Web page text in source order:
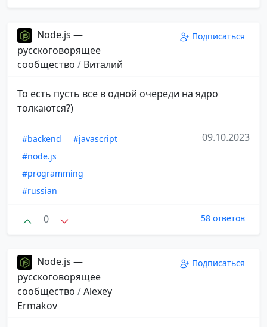
Node.js —
русскоговорящее
сообщество / Виталий
Подписаться
То есть пусть все в одной очереди на ядро
толкаются?)
#backend
#javascript
#node.js
#programming
#russian
09.10.2023
0 58 ответов
Node.js —
русскоговорящее
сообщество /Alexey
Ermakov
Подписаться